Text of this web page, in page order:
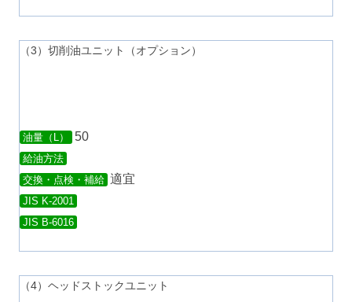
（3）切削油ユニット（オプション）
油量（L） 50
給油方法
交換・点検・補給 適宜
JIS K-2001
JIS B-6016
（4）ヘッドストックユニット